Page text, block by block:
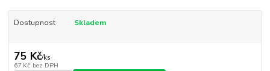
Dostupnost Skladem
75 Kč/ks
67 Kč bez DPH